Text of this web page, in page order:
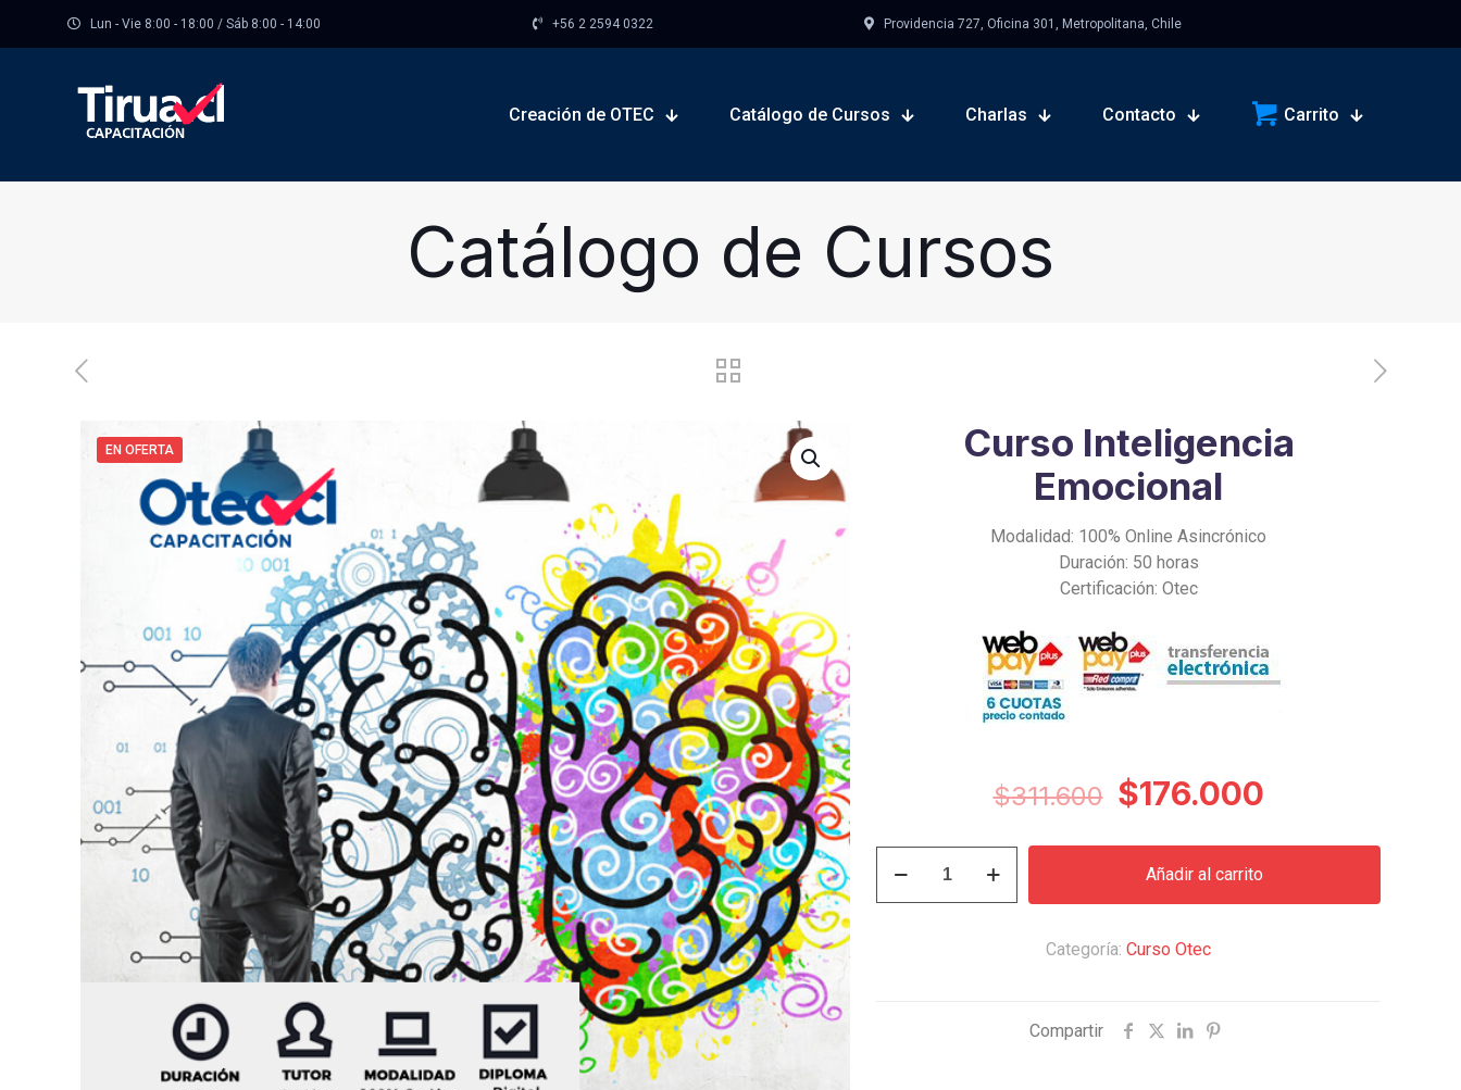
Lun - Vie 8:00 - 18:00 / Sáb 8:00 - 14:00 +56 2 2594 0322 Providencia 727, Oficina 301, Metropolitana, Chile
Creación de OTEC Catálogo de Cursos Charlas Contacto Carrito
Catálogo de Cursos
EN OFERTA
Curso Inteligencia
Emocional
Modalidad: 100% Online Asincrónico
Duración: 50 horas
Certificación: Otec
$311.600 El
original
era:
$176.000El
actual
Inteligencia
Emocional
Añadir al carrito
Categoría: Curso Otec
Compartir